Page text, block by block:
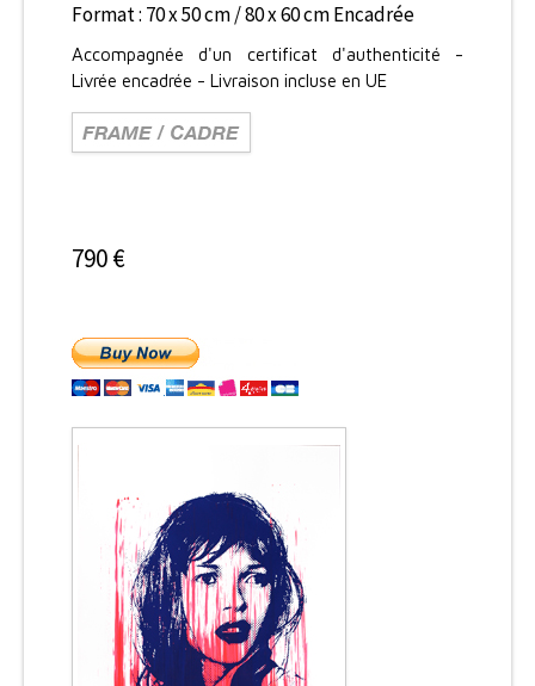
Format : 70 x 50 cm / 80 x 60 cm Encadrée
Accompagnée d'un certificat d'authenticité -
Livrée encadrée - Livraison incluse en UE
790 €